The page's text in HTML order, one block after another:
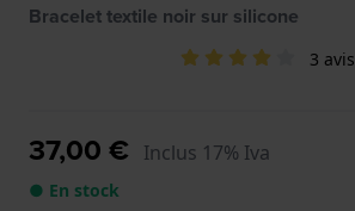
Bracelet textile noir sur silicone
3 avis
37,00 € Inclus 17% Iva
● En stock